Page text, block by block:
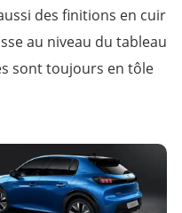
des finitions en cuir
au niveau du tableau
sont toujours en tôle